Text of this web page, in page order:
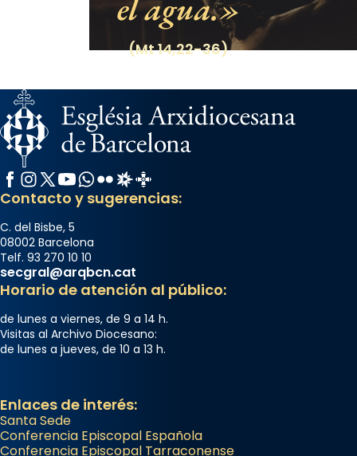
el agua.
(Mt 14,22-36)
Facebook
Instagram
X / Twitter
YouTube
WhatsApp
FlickrRadio Estel
Catalunya Cristiana
Contacto y sugerencias:
C. del Bisbe, 5
08002 Barcelona
Telf. 93 270 10 10
secgral@arqbcn.cat
Horario de atención al público:
de lunes a viernes, de 9 a 14 h.
Visitas al Archivo Diocesano:
de lunes a jueves, de 10 a 13 h.
Enlaces de interés:
Santa Sede
Conferencia Episcopal Española
Conferencia Episcopal Tarraconense